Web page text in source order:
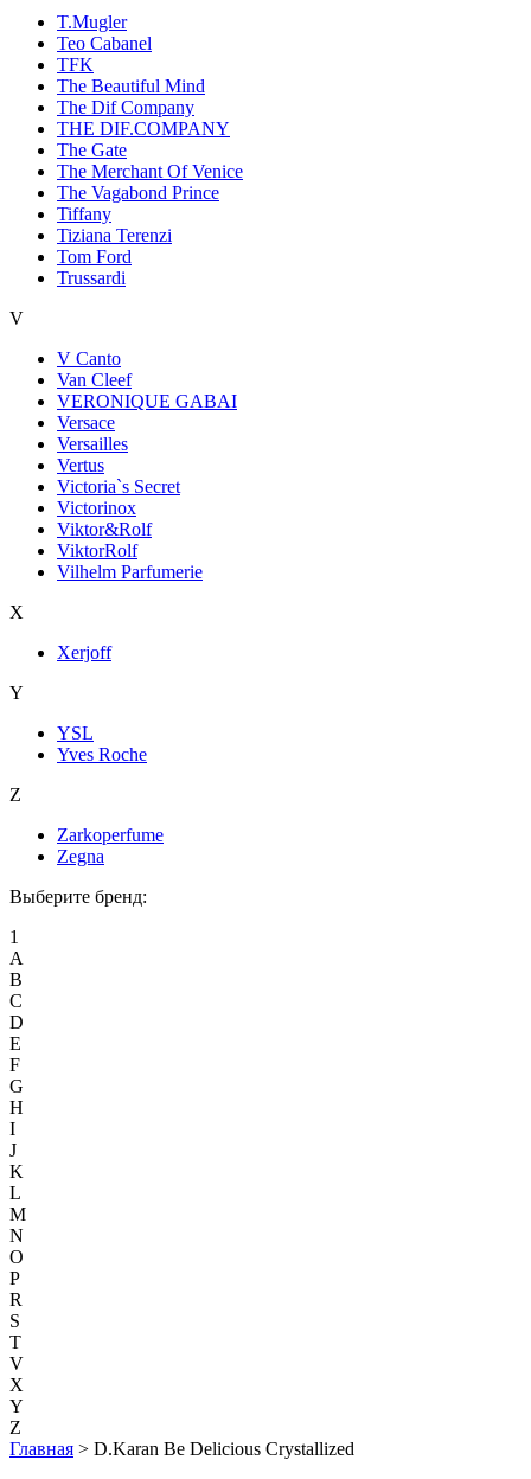
T.Mugler
Teo Cabanel
TFK
The Beautiful Mind
The Dif Company
THE DIF.COMPANY
The Gate
The Merchant Of Venice
The Vagabond Prince
Tiffany
Tiziana Terenzi
Tom Ford
Trussardi
V
V Canto
Van Cleef
VERONIQUE GABAI
Versace
Versailles
Vertus
Victoria`s Secret
Victorinox
Viktor&Rolf
ViktorRolf
Vilhelm Parfumerie
X
Xerjoff
Y
YSL
Yves Roche
Z
Zarkoperfume
Zegna
Выберите бренд:
1
A
B
C
D
E
F
G
H
I
J
K
L
M
N
O
P
R
S
T
V
X
Y
Z
Главная > D.Karan Be Delicious Crystallized